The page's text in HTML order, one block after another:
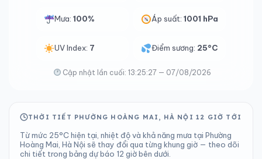
Mưa: 100% Áp suất:1001 hPa
UV Index: 7 Điểm sương: 25°C
Cập nhật lần cuối: 13:25:27 — 07/08/2026
THỜI TIẾT PHƯỜNG HOÀNG MAI, HÀ NỘI 12 GIỜ TỚI
Từ mức 25°C hiện tại, nhiệt độ và khả năng mưa tại Phường
Hoàng Mai, Hà Nội sẽ thay đổi qua từng khung giờ — theo dõi
chi tiết trong bảng dự báo 12 giờ bên dưới.